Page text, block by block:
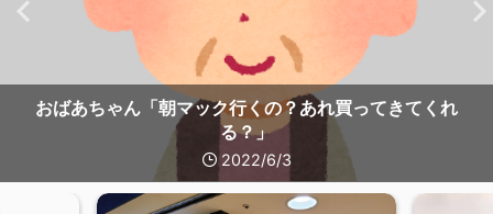
おばあちゃん「朝マック行くの？あれ買ってきてくれ
る？」
2022/6/3